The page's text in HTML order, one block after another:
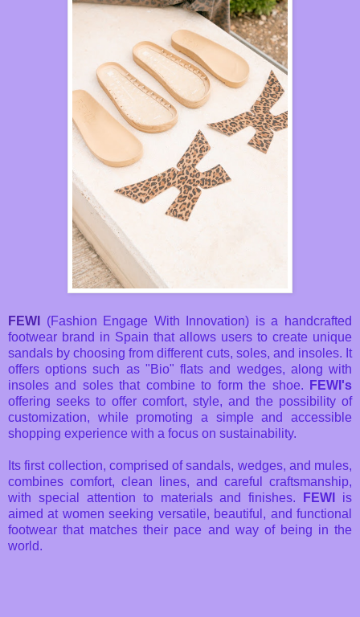
FEWI (Fashion Engage With Innovation) is a handcrafted
footwear brand in Spain that allows users to create unique
sandals by choosing from different cuts, soles, and insoles. It
offers options such as "Bio" flats and wedges, along with
insoles and soles that combine to form the shoe.
FEWI's
offering seeks to offer comfort, style, and the possibility of
customization, while promoting a simple and accessible
shopping experience with a focus on sustainability.
Its first collection, comprised of sandals, wedges, and mules,
combines comfort, clean lines, and careful craftsmanship,
with special attention to materials and finishes.
FEWI is
aimed at women seeking versatile, beautiful, and functional
footwear that matches their pace and way of being in the
world.